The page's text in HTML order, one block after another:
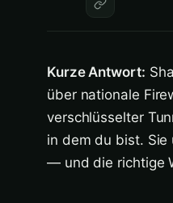
Kurze Antwort:
über nationale
verschlüsselter
in dem du bist.
— und die richtige